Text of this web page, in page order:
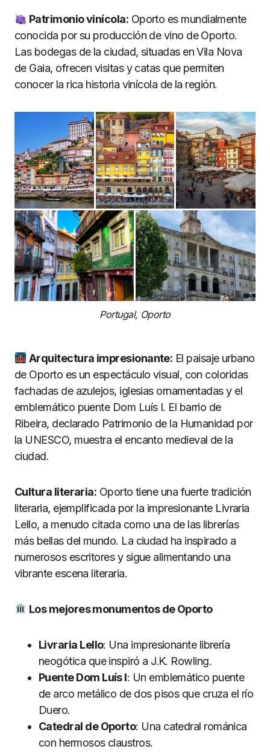
Patrimonio vinícola: Oporto es mundialmente
conocida por su producción de vino de Oporto.
Las bodegas de la ciudad, situadas en Vila Nova
de Gaia, ofrecen visitas y catas que permiten
conocer la rica historia vinícola de la región.
Portugal, Oporto
Arquitectura impresionante: El paisaje urbano
de Oporto es un espectáculo visual, con coloridas
fachadas de azulejos, iglesias ornamentadas y el
emblemático puente Dom Luís I. El barrio de
Ribeira, declarado Patrimonio de la Humanidad por
la UNESCO, muestra el encanto medieval de la
ciudad.
Cultura literaria: Oporto tiene una fuerte tradición
literaria, ejemplificada por la impresionante Livraria
Lello, a menudo citada como una de las librerías
más bellas del mundo. La ciudad ha inspirado a
numerosos escritores y sigue alimentando una
vibrante escena literaria.
Los mejores monumentos de Oporto
Livraria Lello: Una impresionante librería
neogótica que inspiró a J.K. Rowling.
Puente Dom Luís I: Un emblemático puente
de arco metálico de dos pisos que cruza el río
Duero.
Catedral de Oporto: Una catedral románica
con hermosos claustros.